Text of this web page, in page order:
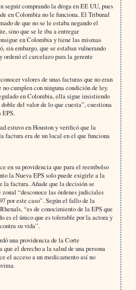
seguir comprando la droga en EE UU, pues
en Colombia no le funciona. El Tribunal
de que no se le estaba negando el
sino que se le iba a entregar
en Colombia y tiene las mismas
sin embargo, que se estaban vulnerando
ordenó el carcelazo para la gerente
valores de unas facturas que no eran
no cumplen con ninguna condición de ley.
en Colombia, ella sigue insistiendo
del valor de lo que cuesta”, cuestiona
EPS.
estuvo en Houston y verificó que la
factura era de un local en el que funciona
en su providencia que para el reembolso
la Nueva EPS solo puede exigirle a la
la factura. Añade que la decisión se
“desconoce las órdenes judiciales
por este caso”. Según el fallo de la
“es de conocimiento de la EPS que
es el único que es tolerable por la actora y
su vida”.
una providencia de la Corte
el derecho a la salud de una persona
el acceso a un medicamento así no